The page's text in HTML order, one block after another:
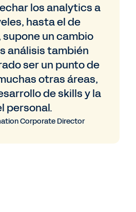
los analytics a
hasta el de
un cambio
análisis también
ser un punto de
otras áreas,
de skills y la
personal.
Corporate Director